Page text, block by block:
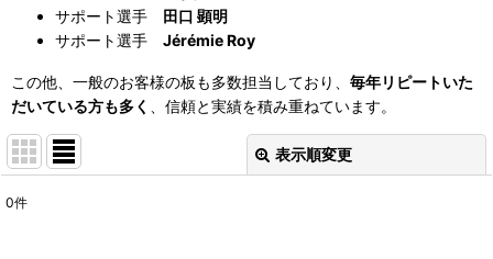
サポート選手
田口 顕明
サポート選手 Jérémie Roy
この他、一般のお客様の板も多数担当しており、 毎年リピートいた
だいている方も多く 、信頼と実績を積み重ねています。
表示順変更
0件